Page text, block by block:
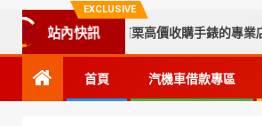
EXCLUSIVE
站內快訊
化、南投、苗栗高價收購手錶的專業店家,專
首頁 汽機車借款專區